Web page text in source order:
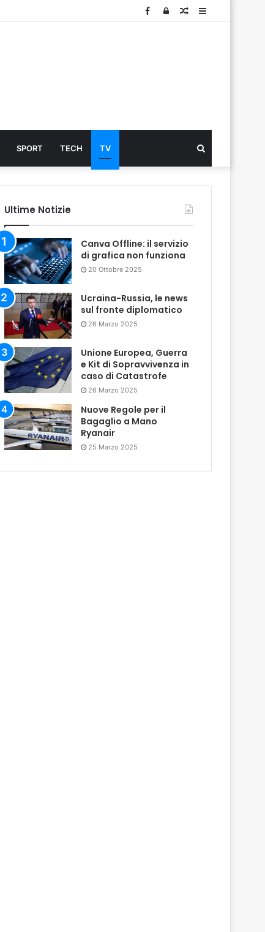
Sidebar
Articolo
Log
Facebook
SPORT TECH TV
...
Ultime Notizie
Canva Offline: il servizio
di grafica non funziona
20 Ottobre 2025
Ucraina-Russia, le news
sul fronte diplomatico
26 Marzo 2025
Unione Europea, Guerra
e Kit di Sopravvivenza in
caso di Catastrofe
26 Marzo 2025
Nuove Regole per il
Bagaglio a Mano
Ryanair
25 Marzo 2025